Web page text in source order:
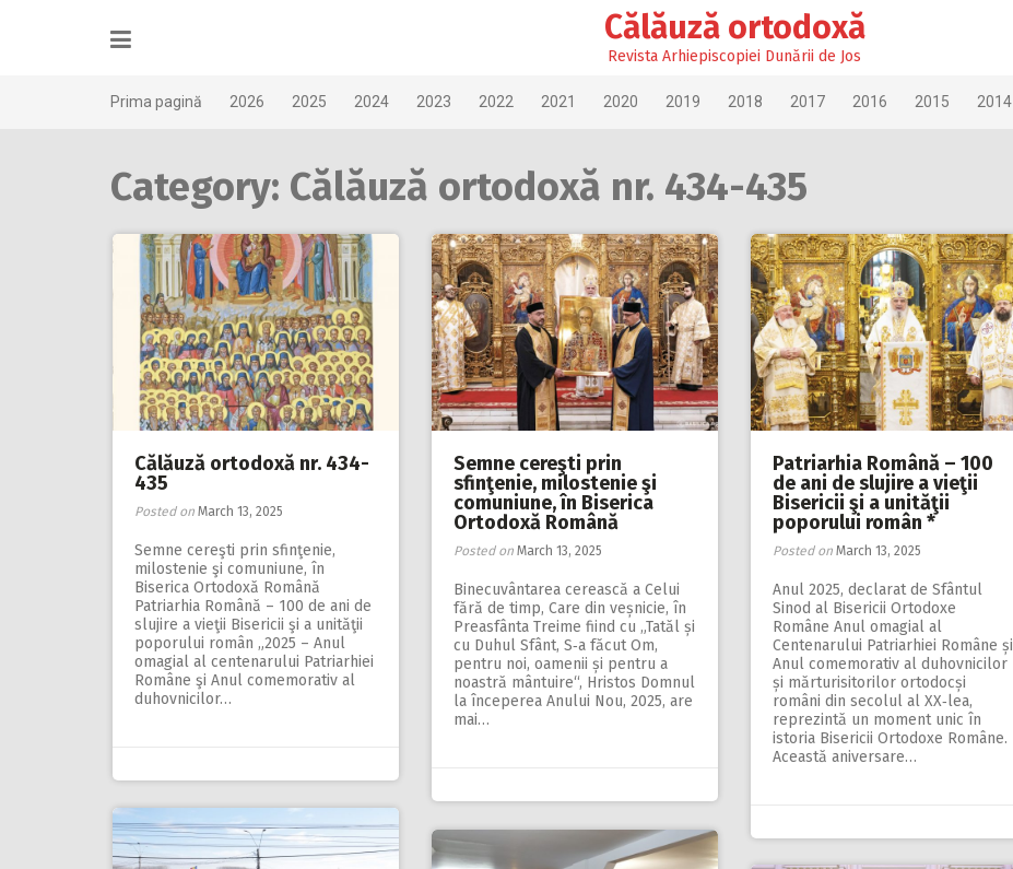
Călăuză ortodoxă
Revista Arhiepiscopiei Dunării de Jos
Prima pagină 2026 2025 2024 2023 2022 2021 2020 2019 2018 2017 2016 2015 2014
Category: Călăuză ortodoxă nr. 434-435
Călăuză ortodoxă nr. 434-
435
Posted on March 13, 2025
Semne cereşti prin sfinţenie,
milostenie şi comuniune, în
Biserica Ortodoxă Română
Patriarhia Română – 100 de ani de
slujire a vieţii Bisericii şi a unităţii
poporului român „2025 – Anul
omagial al centenarului Patriarhiei
Române şi Anul comemorativ al
duhovnicilor…
Semne cereşti prin
sfinţenie, milostenie şi
comuniune, în Biserica
Ortodoxă Română
Posted on March 13, 2025
Binecuvântarea cerească a Celui
fără de timp, Care din veșnicie, în
Preasfânta Treime fiind cu „Tatăl și
cu Duhul Sfânt, S‑a făcut Om,
pentru noi, oamenii și pentru a
noastră mântuire“, Hristos Domnul
la începerea Anului Nou, 2025, are
mai…
Patriarhia Română – 100
de ani de slujire a vieţii
Bisericii şi a unităţii
poporului român *
Posted on March 13, 2025
Anul 2025, declarat de Sfântul
Sinod al Bisericii Ortodoxe
Române Anul omagial al
Centenarului Patriarhiei Române și
Anul comemorativ al duhovnicilor
și mărturisitorilor ortodocși
români din secolul al XX‑lea,
reprezintă un moment unic în
istoria Bisericii Ortodoxe Române.
Această aniversare…